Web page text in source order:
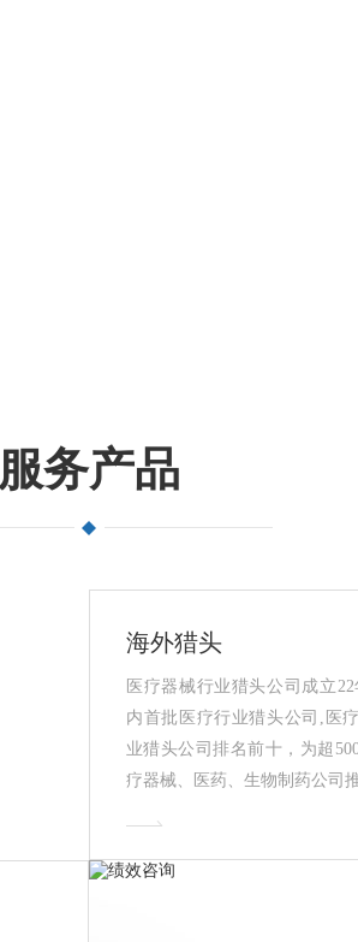
服务产品
海外猎头
医疗器械行业猎头公司成立
内首批医疗行业猎头公司,医
业猎头公司排名前十，为超
疗器械、医药、生物制药公司